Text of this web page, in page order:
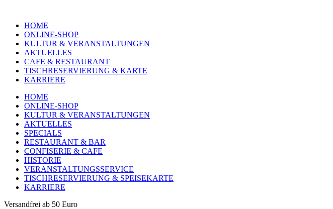
HOME
ONLINE-SHOP
KULTUR & VERANSTALTUNGEN
AKTUELLES
CAFE & RESTAURANT
TISCHRESERVIERUNG & KARTE
KARRIERE
HOME
ONLINE-SHOP
KULTUR & VERANSTALTUNGEN
AKTUELLES
SPECIALS
RESTAURANT & BAR
CONFISERIE & CAFE
HISTORIE
VERANSTALTUNGSSERVICE
TISCHRESERVIERUNG & SPEISEKARTE
KARRIERE
Versandfrei ab 50 Euro